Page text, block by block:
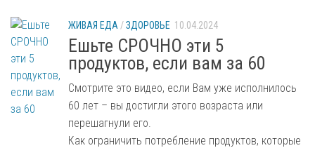
ЖИВАЯ ЕДА/ЗДОРОВЬЕ 10.04.2024
Ешьте СРОЧНО эти 5
продуктов, если вам за 60
Смотрите это видео, если Вам уже исполнилось
60 лет – вы достигли этого возраста или
перешагнули его.
Как ограничить потребление продуктов, которые